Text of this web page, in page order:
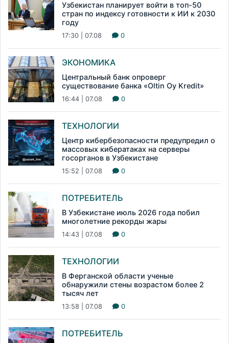
Узбекистан планирует войти в топ-50
стран по индексу готовности к ИИ к 2030
году
17:30 | 07.08 0
ЭКОНОМИКА
Центральный банк опроверг
существование банка «Oltin Oy Kredit»
16:44 | 07.08 0
ТЕХНОЛОГИИ
Центр кибербезопасности предупредил о
массовых кибератаках на серверы
госорганов в Узбекистане
15:52 | 07.08 0
ПОТРЕБИТЕЛЬ
В Узбекистане июль 2026 года побил
многолетние рекорды жары
14:43 | 07.08 0
ТЕХНОЛОГИИ
В Ферганской области ученые
обнаружили стены возрастом более 2
тысяч лет
13:58 | 07.08 0
ПОТРЕБИТЕЛЬ